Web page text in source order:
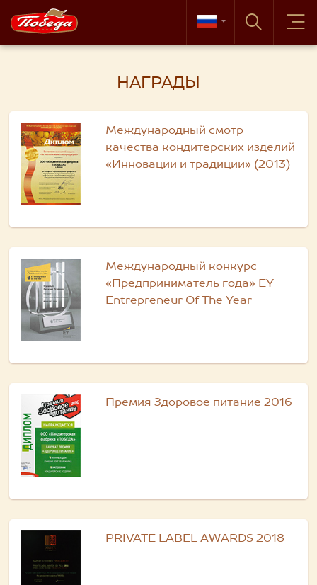
НАГРАДЫ
Международный смотр
качества кондитерских изделий
«Инновации и традиции» (2013)
Международный конкурс
«Предприниматель года» EY
Entrepreneur Of The Year
Премия Здоровое питание 2016
PRIVATE LABEL AWARDS 2018